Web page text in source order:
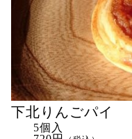
下北りんごパイ
5個入